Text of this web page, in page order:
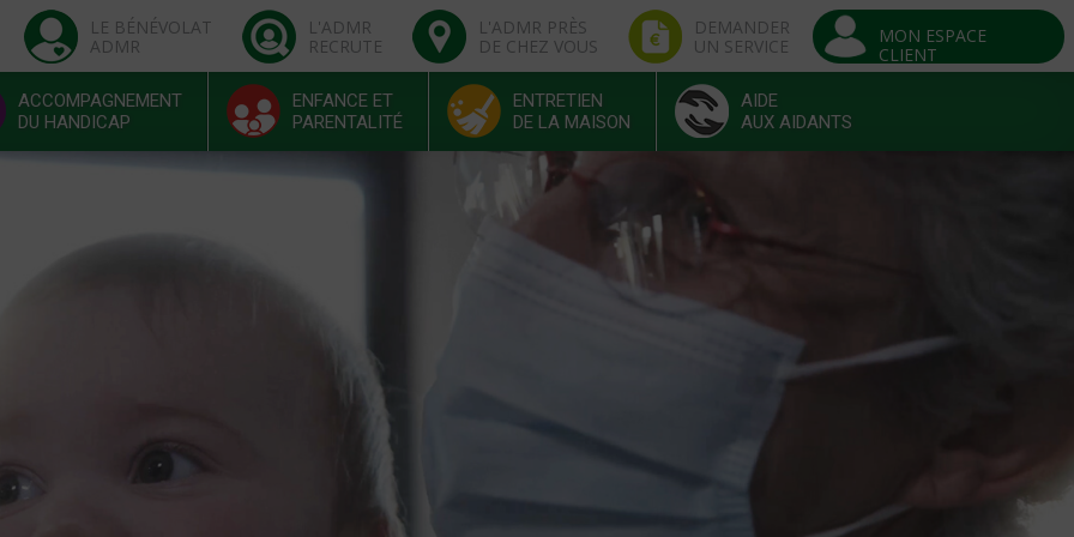
LE BÉNÉVOLAT
ADMR
L'ADMR
RECRUTE
L'ADMR PRÈS
DE CHEZ VOUS
DEMANDER
UN SERVICE
MON ESPACE
CLIENT
ACCOMPAGNEMENT
DU HANDICAP
ENFANCE ET
PARENTALITÉ
ENTRETIEN
DE LA MAISON
AIDE
AUX AIDANTS